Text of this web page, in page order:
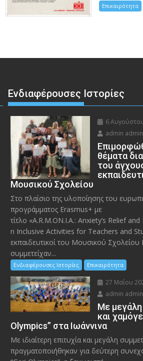
Επικαιρότητα
Ενδιαφέρουσες Ιστορίες
6
admin admin
θέματα
του
Μουσικού Σχολείου
Στο πλαίσιο της υλοποίησης του
προγράμματος Erasmus+ με
τίτλο «A.R.M.ON.I.A.: Anxiety’s Relief
n Inclusive Activities for Teachers and
εκπαιδευτικοί του Μουσικού Σχολείου
συμμετείχαν...
Ενδιαφέρουσες Ιστορίες Επικαιρότητα
27 Μαΐου
admin admin
Με
και
Olympics” στα Ιωάννινα
Με ιδιαίτερη επιτυχία και μεγάλη
πραγματοποιήθηκαν για δεύτερη